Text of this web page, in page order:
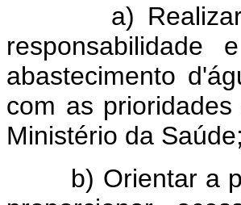
a) Realizar as
abastecimento
com as
Ministério da Saúde;
b) Orientar a